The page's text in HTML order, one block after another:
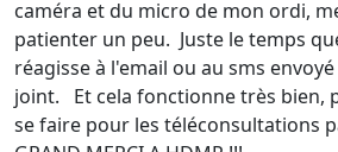
caméra et du micro de mon ordi,
patienter un peu. Juste le temps
réagisse à l'email ou au sms
joint. Et cela fonctionne très bien,
se faire pour les téléconsultations